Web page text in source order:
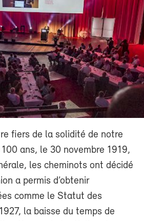
fiers de la solidité de notre
ans, le 30 novembre 1919,
les cheminots ont décidé
a permis d’obtenir
comme le Statut des
la baisse du temps de